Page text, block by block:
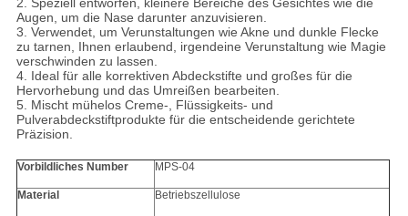
2. Speziell entworfen, kleinere Bereiche des Gesichtes wie die
Augen, um die Nase darunter anzuvisieren.
3. Verwendet, um Verunstaltungen wie Akne und dunkle Flecke
zu tarnen, Ihnen erlaubend, irgendeine Verunstaltung wie Magie
verschwinden zu lassen.
4. Ideal für alle korrektiven Abdeckstifte und großes für die
Hervorhebung und das Umreißen bearbeiten.
5. Mischt mühelos Creme-, Flüssigkeits- und
Pulverabdeckstiftprodukte für die entscheidende gerichtete
Präzision.
Vorbildliches Number MPS-04
Material Betriebszellulose